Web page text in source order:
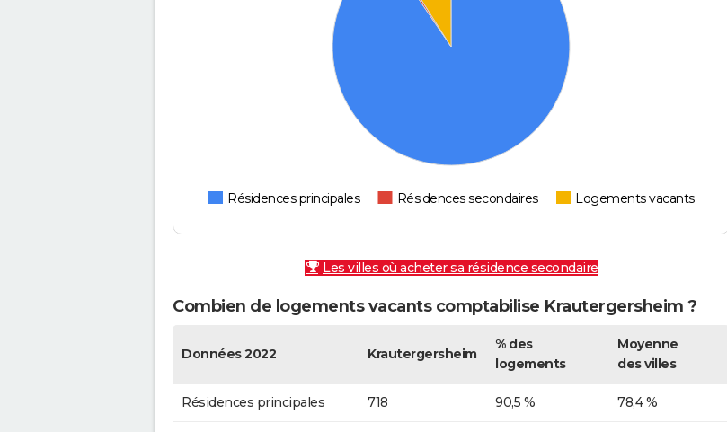
Résidences principales Résidences secondaires Logements vacants
Les villes où acheter sa résidence secondaire
Combien de logements vacants comptabilise Krautergersheim ?
Données 2022 Krautergersheim
% des
logements
Moyenne
des villes
Résidences principales 718 90,5 % 78,4 %